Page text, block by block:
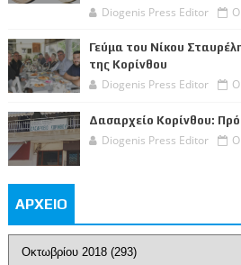
Diogenis Press Editor
Γεύμα του Νίκου
της Κορίνθου
Diogenis Press Editor
Δασαρχείο Κορίνθου:
Diogenis Press Editor
ΑΡΧΕΙΟ